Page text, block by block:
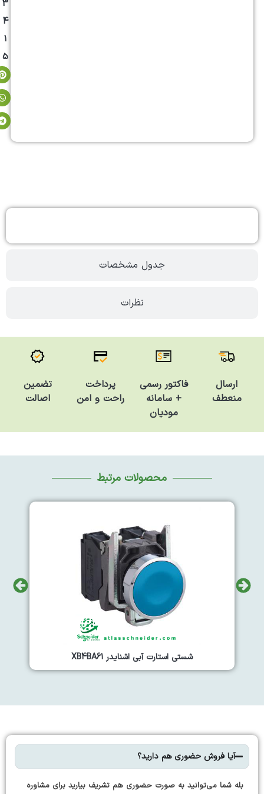
3
4
1
5
جدول مشخصات
نظرات
ارسال
منعطف
فاکتور رسمی
+ سامانه
مودیان
پرداخت
راحت و امن
تضمین
اصالت
محصولات مرتبط
شستی استارت ابی اشنایدر XB7NA65
آیا فروش حضوری هم دارید؟
بله شما می‌توانید به صورت حضوری هم تشریف بیارید برای مشاوره